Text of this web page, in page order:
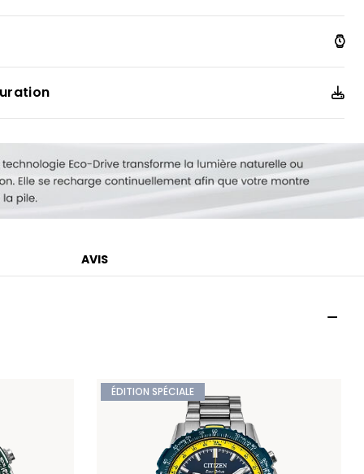
AVIS
ÉDITION SPÉCIALE